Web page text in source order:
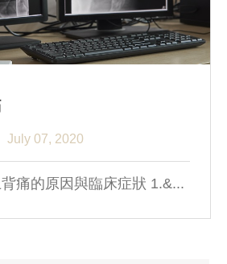
July 07, 2020
痛的原因與臨床症狀 1.&...